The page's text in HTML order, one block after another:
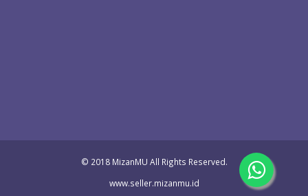
© 2018 MizanMU All Rights Reserved.
www.seller.mizanmu.id